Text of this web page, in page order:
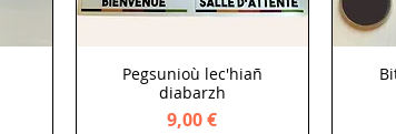
Pegsunioù lec'hiañ
diabarzh
Price
9,00 €